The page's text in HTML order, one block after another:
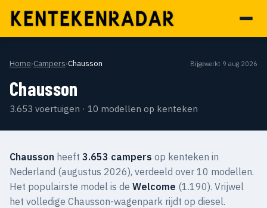
Home›Campers›Chausson Bijgewerkt 9 aug 2026
Chausson
3.653 voertuigen · 10 modellen op kenteken
Chausson heeft 3.653 campers op kenteken in
Nederland (augustus 2026), verdeeld over 10 modellen.
Het populairste model is de Welcome (1.190). Vrijwel
het volledige Chausson-wagenpark rijdt op diesel.